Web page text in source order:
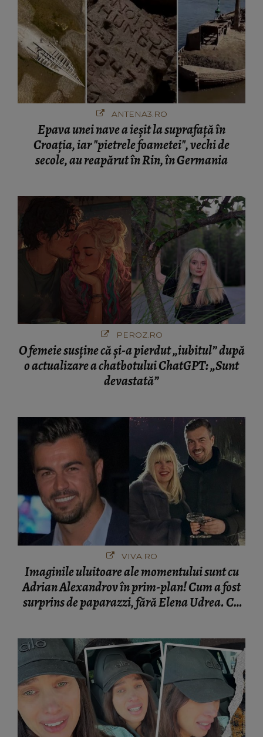
ANTENA3.RO
Epava unei nave a ieșit la suprafață în
Croația, iar "pietrele foametei", vechi de
secole, au reapărut în Rin, în Germania
PEROZ.RO
O femeie susține că și-a pierdut „iubitul” după
o actualizare a chatbotului ChatGPT: „Sunt
devastată”
VIVA.RO
Imaginile uluitoare ale momentului sunt cu
Adrian Alexandrov în prim-plan! Cum a fost
surprins de paparazzi, fără Elena Udrea. Cu